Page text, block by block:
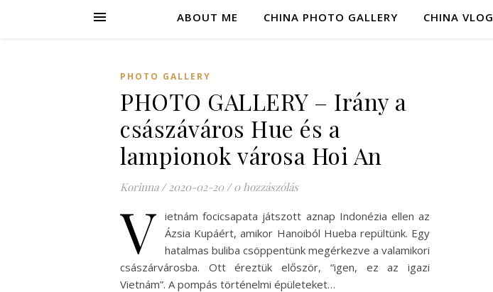
ABOUT ME CHINA PHOTO GALLERY CHINA VLOG
PHOTO GALLERY
PHOTO GALLERY – Irány a
császáváros Hue és a
lampionok városa Hoi An
Korinna / 2020-02-20 / 0 hozzászólás
V ietnám focicsapata játszott aznap Indonézia ellen az
Ázsia Kupáért, amikor Hanoiból Hueba repültünk. Egy
hatalmas buliba csöppentünk megérkezve a valamikori
császárvárosba. Ott éreztük először, “igen, ez az igazi
Vietnám”. A pompás történelmi épületeket…